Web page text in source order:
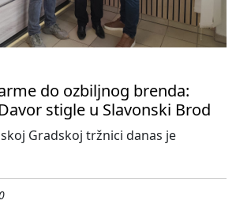
do ozbiljnog brenda:
stigle u Slavonski Brod
Gradskoj tržnici danas je